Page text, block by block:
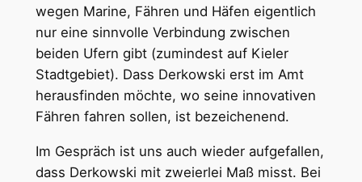
wegen Marine, Fähren und Häfen eigentlich
nur eine sinnvolle Verbindung zwischen
beiden Ufern gibt (zumindest auf Kieler
Stadtgebiet). Dass Derkowski erst im Amt
herausfinden möchte, wo seine innovativen
Fähren fahren sollen, ist bezeichenend.
Im Gespräch ist uns auch wieder aufgefallen,
dass Derkowski mit zweierlei Maß misst. Bei